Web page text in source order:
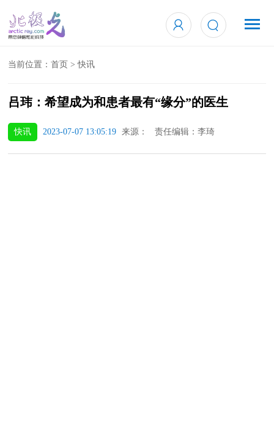
当前位置：首页 >快讯
吕玮：希望成为和患者最有“缘分”的医生
快讯 2023-07-07 13:05:19 来源： 责任编辑：李琦